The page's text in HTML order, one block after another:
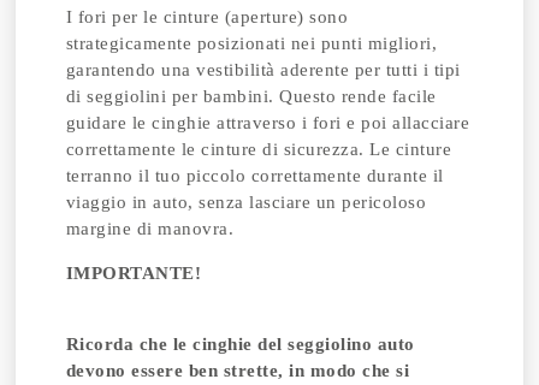
I fori per le cinture (aperture) sono
strategicamente posizionati nei punti migliori,
garantendo una vestibilità aderente per tutti i tipi
di seggiolini per bambini. Questo rende facile
guidare le cinghie attraverso i fori e poi allacciare
correttamente le cinture di sicurezza. Le cinture
terranno il tuo piccolo correttamente durante il
viaggio in auto, senza lasciare un pericoloso
margine di manovra.
IMPORTANTE!
Ricorda che le cinghie del seggiolino auto
devono essere ben strette, in modo che si